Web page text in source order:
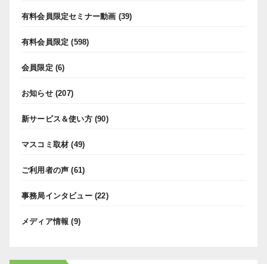
有料会員限定セミナー動画 (39)
有料会員限定 (598)
会員限定 (6)
お知らせ(207)
新サービス＆使い方(90)
マスコミ取材 (49)
ご利用者の声 (61)
事務局インタビュー(22)
メディア情報 (9)